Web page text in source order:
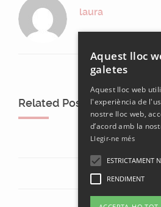
laura
Related Posts
Aquest lloc
galetes
Aquest lloc web
l'experiència de
nostre lloc web,
d’acord amb la
Llegir-ne més
ESTRICTAMENT
RENDIMENT